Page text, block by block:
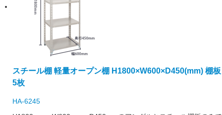
スチール棚 軽量オープン棚 H1800×W600×D450(mm) 棚板
5枚
HA-6245